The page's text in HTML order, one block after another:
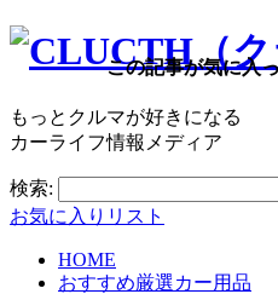
もっとクルマが好きになる
カーライフ情報メディア
検索:
お気に入りリスト
HOME
おすすめ厳選カー用品
この記事が気に入